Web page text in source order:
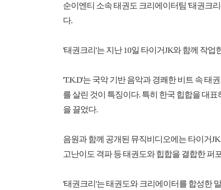
순이엔티 소속 태권도 크리에이터팀 '태권크
다.
'태권크리'는 지난 10일 타이거JK와 함께 작업
'T.K.D'는 국악 기반 음악과 경쾌한 비트 속 태
를 살린 것이 특징이다. 특히 한국 힙합을 대
을 끌었다.
음원과 함께 공개된 뮤직비디오에는 타이거
고난이도 격파 등 태권도와 힙합을 결합한 퍼
'태권크리'는 태권도와 크리에이터를 합성한